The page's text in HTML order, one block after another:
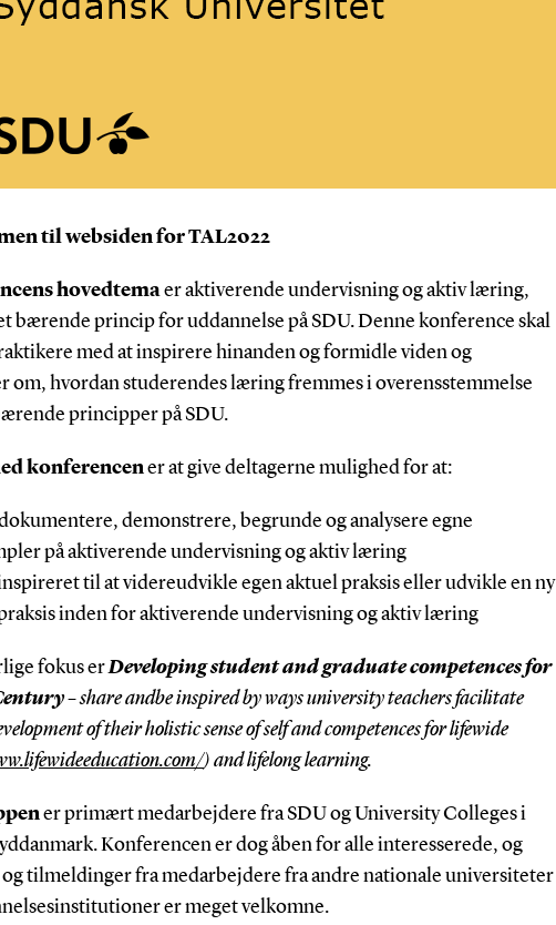
til websiden for TAL2022
hovedtemaer aktiverende undervisning og aktiv læring,
bærende princip for uddannelse på SDU. Denne konference skal
med at inspirere hinanden og formidle viden og
om, hvordan studerendes læring fremmes i overensstemmelse
principper på SDU.
konferencener at give deltagerne mulighed for at:
demonstrere, begrunde og analysere egne
på aktiverende undervisning og aktiv læring
til at videreudvikle egen aktuel praksis eller udvikle en ny
inden for aktiverende undervisning og aktiv læring
fokus erDeveloping student and graduate competences for
– share andbe inspired by ways university teachers facilitate
of their holistic sense of self and competences for lifewide
) and lifelong learning.
er primært medarbejdere fra SDU og University Colleges i
Konferencen er dog åben for alle interesserede, og
og tilmeldinger fra medarbejdere fra andre nationale universiteter
er meget velkomne.